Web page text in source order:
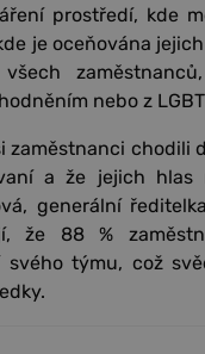
prostředí, kde
je oceňována
nebo z
zaměstnanci chodili
a že jejich hlas
generální
že 88 %
svého týmu, což